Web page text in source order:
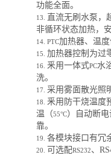
功能全面。
13. 直流无刷水泵，
非循环状态加热，
14.PTC加热器、温度
15.加热器控制为过
16.釆用一体式PC水
洗。
17.采用雾面散光照
18.釆用防干烧温度
温（55°C）自动断
靠。
19.各模块接口有冗
20. 可选配RS232、